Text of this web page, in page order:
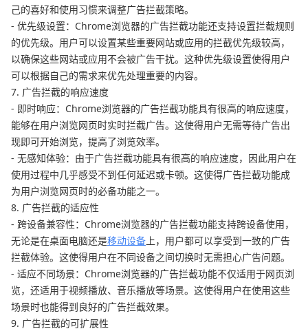
己的喜好和使用习惯来调整广告拦截策略。
- 优先级设置：Chrome浏览器的广告拦截功能还支持设置拦截规则
的优先级。用户可以设置某些重要网站或应用的拦截优先级较高，
以确保这些网站或应用不会被广告干扰。这种优先级设置使得用户
可以根据自己的需求来优先处理重要的内容。
7. 广告拦截的响应速度
- 即时响应：Chrome浏览器的广告拦截功能具有很高的响应速度，
能够在用户浏览网页时实时拦截广告。这使得用户无需等待广告出
现即可开始浏览，提高了浏览效率。
- 无感知体验：由于广告拦截功能具有很高的响应速度，因此用户在
使用过程中几乎感受不到任何延迟或卡顿。这使得广告拦截功能成
为用户浏览网页时的必备功能之一。
8. 广告拦截的适应性
- 跨设备兼容性：Chrome浏览器的广告拦截功能支持跨设备使用，
无论是在桌面电脑还是移动设备 上，用户都可以享受到一致的广告
拦截体验。这使得用户在不同设备之间切换时无需担心广告问题。
- 适应不同场景：Chrome浏览器的广告拦截功能不仅适用于网页浏
览，还适用于视频播放、音乐播放等场景。这使得用户在使用这些
场景时也能得到良好的广告拦截效果。
9. 广告拦截的可扩展性